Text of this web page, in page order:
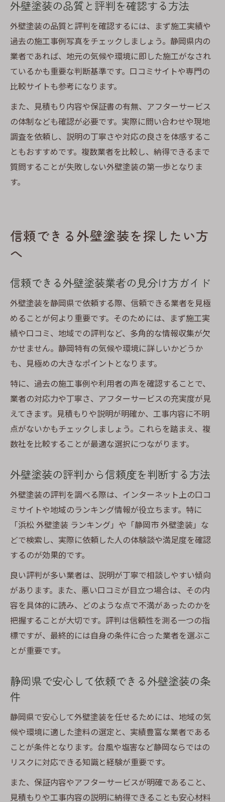
外壁塗装の品質と評判を確認する方法
外壁塗装の品質と評判を確認するには、まず施工実績や
過去の施工事例写真をチェックしましょう。静岡県内の
業者であれば、地元の気候や環境に即した施工がなされ
ているかも重要な判断基準です。口コミサイトや専門の
比較サイトも参考になります。
また、見積もり内容や保証書の有無、アフターサービス
の体制なども確認が必要です。実際に問い合わせや現地
調査を依頼し、説明の丁寧さや対応の良さを体感するこ
ともおすすめです。複数業者を比較し、納得できるまで
質問することが失敗しない外壁塗装の第一歩となりま
す。
信頼できる外壁塗装を探したい方
へ
信頼できる外壁塗装業者の見分け方ガイド
外壁塗装を静岡県で依頼する際、信頼できる業者を見極
めることが何より重要です。そのためには、まず施工実
績や口コミ、地域での評判など、多角的な情報収集が欠
かせません。静岡特有の気候や環境に詳しいかどうか
も、見極めの大きなポイントとなります。
特に、過去の施工事例や利用者の声を確認することで、
業者の対応力や丁寧さ、アフターサービスの充実度が見
えてきます。見積もりや説明が明確か、工事内容に不明
点がないかもチェックしましょう。これらを踏まえ、複
数社を比較することが最適な選択につながります。
外壁塗装の評判から信頼度を判断する方法
外壁塗装の評判を調べる際は、インターネット上の口コ
ミサイトや地域のランキング情報が役立ちます。特に
「浜松 外壁塗装 ランキング」や「静岡市 外壁塗装」な
どで検索し、実際に依頼した人の体験談や満足度を確認
するのが効果的です。
良い評判が多い業者は、説明が丁寧で相談しやすい傾向
があります。また、悪い口コミが目立つ場合は、その内
容を具体的に読み、どのような点で不満があったのかを
把握することが大切です。評判は信頼性を測る一つの指
標ですが、最終的には自身の条件に合った業者を選ぶこ
とが重要です。
静岡県で安心して依頼できる外壁塗装の条
件
静岡県で安心して外壁塗装を任せるためには、地域の気
候や環境に適した塗料の選定と、実績豊富な業者である
ことが条件となります。台風や塩害など静岡ならではの
リスクに対応できる知識と経験が重要です。
また、保証内容やアフターサービスが明確であること、
見積もりや工事内容の説明に納得できることも安心材料